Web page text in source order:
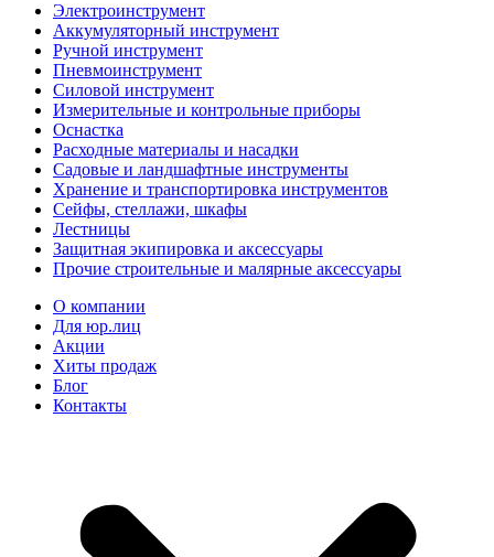
Электроинструмент
Аккумуляторный инструмент
Ручной инструмент
Пневмоинструмент
Силовой инструмент
Измерительные и контрольные приборы
Оснастка
Расходные материалы и насадки
Садовые и ландшафтные инструменты
Хранение и транспортировка инструментов
Сейфы, стеллажи, шкафы
Лестницы
Защитная экипировка и аксессуары
Прочие строительные и малярные аксессуары
О компании
Для юр.лиц
Акции
Хиты продаж
Блог
Контакты